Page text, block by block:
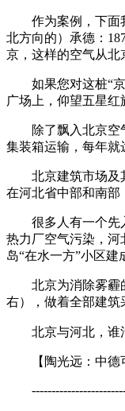
作为案例，下面我
北方向的）承德：
京，这样的空气从北
如果您对这桩“京
广场上，仰望五星红
除了飘入北京空气
集装箱运输，每年就
北京建筑市场及其
在河北省中部和南部
很多人有一个先入
热力厂空气污染，河
岛“在水一方”小区
北京为消除雾霾的
右），做着全部建筑
北京与河北，谁污
【陶光远：中德可